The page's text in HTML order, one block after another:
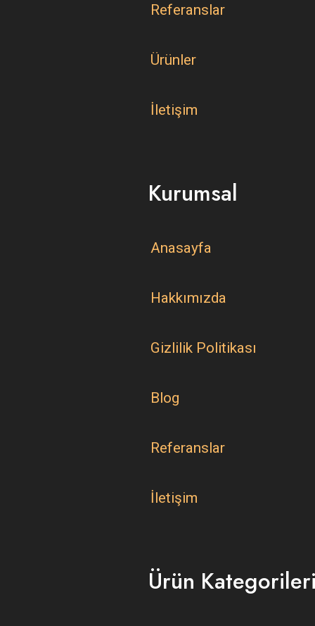
Referanslar
Ürünler
İletişim
Kurumsal
Anasayfa
Hakkımızda
Gizlilik Politikası
Blog
Referanslar
İletişim
Ürün